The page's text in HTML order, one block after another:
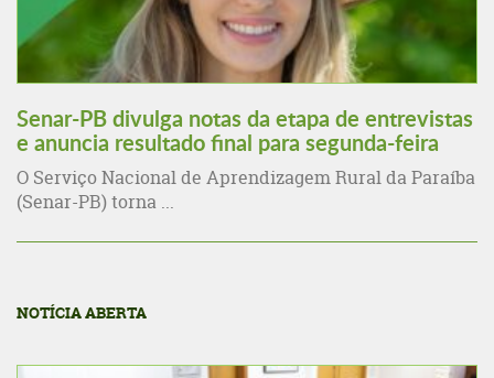
Senar-PB divulga notas da etapa de entrevistas
e anuncia resultado final para segunda-feira
O Serviço Nacional de Aprendizagem Rural da Paraíba
(Senar-PB) torna ...
NOTÍCIA ABERTA